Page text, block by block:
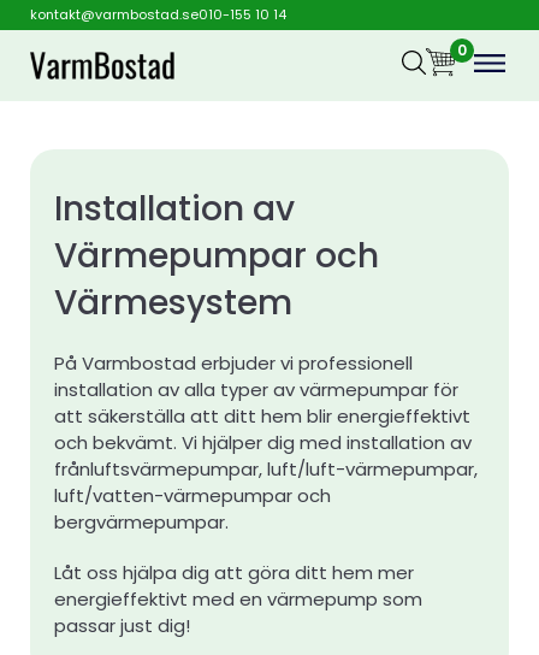
kontakt@varmbostad.se010-155 10 14
0
Installation av
Värmepumpar och
Värmesystem
På Varmbostad erbjuder vi professionell
installation av alla typer av värmepumpar för
att säkerställa att ditt hem blir energieffektivt
och bekvämt. Vi hjälper dig med installation av
frånluftsvärmepumpar, luft/luft-värmepumpar,
luft/vatten-värmepumpar och
bergvärmepumpar.
Låt oss hjälpa dig att göra ditt hem mer
energieffektivt med en värmepump som
passar just dig!